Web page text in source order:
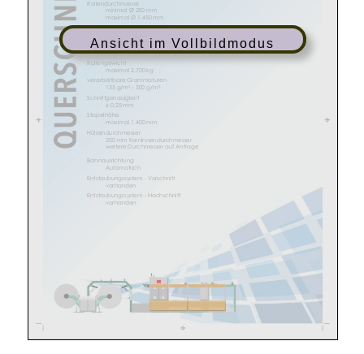
Ansicht im Vollbildmodus